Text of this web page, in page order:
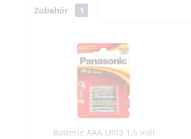
Zubehör 1
Batterie AAA LR03 1,5 Volt